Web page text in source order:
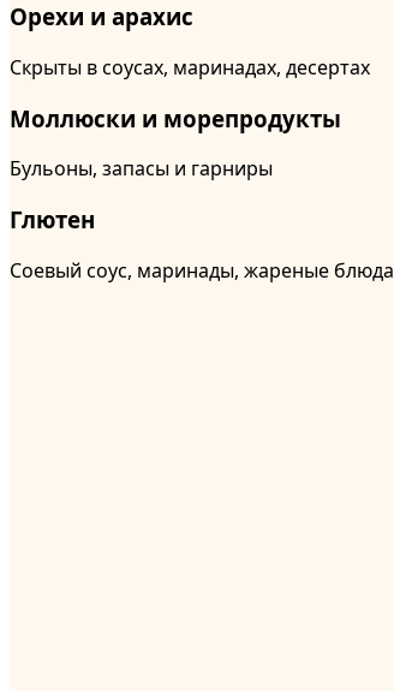
Орехи и арахис
Скрыты в соусах, маринадах, десертах
Моллюски и морепродукты
Бульоны, запасы и гарниры
Глютен
Соевый соус, маринады, жареные блюда